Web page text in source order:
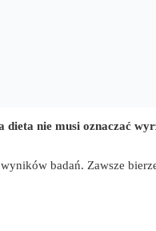
nie musi oznaczać
badań. Zawsze